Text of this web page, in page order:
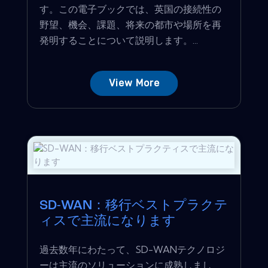
す。この電子ブックでは、英国の接続性の
野望、機会、課題、将来の都市や場所を再
発明することについて説明します。...
View More
SD-WAN：移行ベストプラクテ
ィスで主流になります
過去数年にわたって、SD-WANテクノロジ
ーは主流のソリューションに成熟しまし